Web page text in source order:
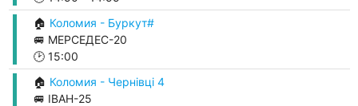
🏠 Коломия - Буркут#
🚐 МЕРСЕДЕС-20
🕑 15:00
🏠 Коломия - Чернівці 4
🚐 ІВАН-25